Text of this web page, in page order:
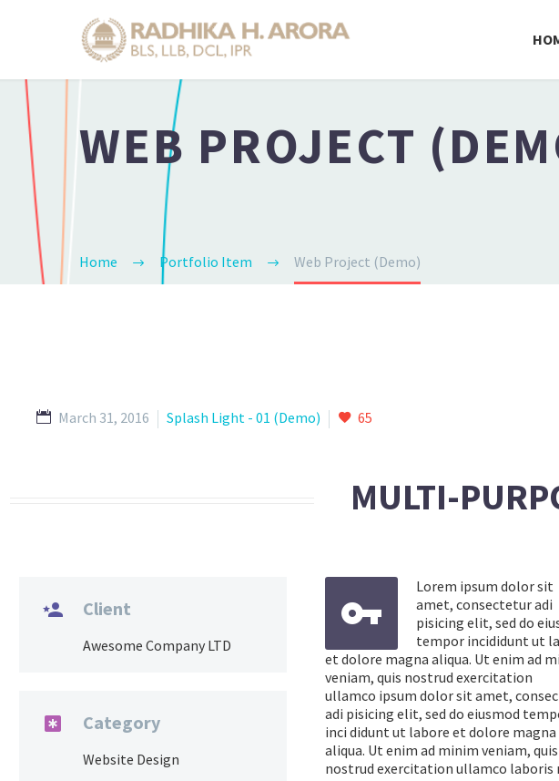
WEB PROJECT
Home Portfolio Item Web Project (Demo)
March 31, 2016 Splash Light - 01 (Demo) 65
MULTI-
 Client
Awesome Company LTD
 Category
Website Design


Lorem ipsum dolor sit
amet, consectetur adi
pisicing elit, sed do
tempor incididunt ut
et dolore magna aliqua. Ut enim ad
veniam, quis nostrud exercitation
ullamco ipsum dolor sit amet,
adi pisicing elit, sed do eiusmod
inci didunt ut labore et dolore magna
aliqua. Ut enim ad minim veniam, quis
nostrud exercitation ullamco laboris